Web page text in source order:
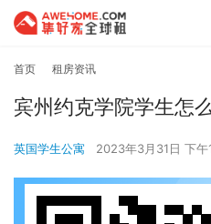
首页 租房资讯
宾州约克学院学生怎
英国学生公寓 2023年3月31日 下午